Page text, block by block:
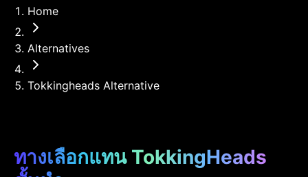
Home
Alternatives
Tokkingheads Alternative
ทางเลือกแทน TokkingHeads